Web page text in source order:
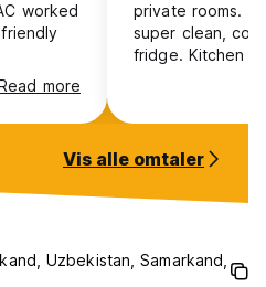
worked
more
private rooms.
super clean,
fridge. Kitchen
always ready to
household.
helpful. As
vibe, no
service, minus
Vis alle omtaler
Uzbekistan, Samarkand,